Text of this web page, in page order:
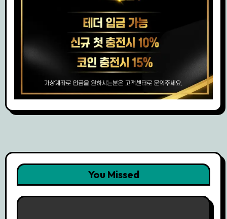
You Missed